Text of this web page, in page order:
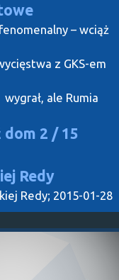
– wciąż
z GKS-em
ale Rumia
dom 2 / 15
Redy
Redy; 2015-01-28